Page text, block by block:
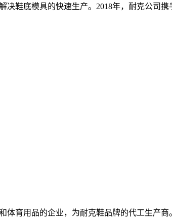
鞋底模具的快速生产。2018年，耐克公司
育用品的企业，为耐克鞋品牌的代工生产